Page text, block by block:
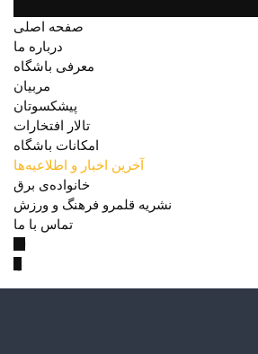
صفحه اصلی
درباره ما
معرفی باشگاه
مربیان
پیشکسوتان
تالار افتخارات
امکانات باشگاه
آخرین اخبار و اطلاعیه‌ها
خانواده‌ی برق
نشریه قلمرو فرهنگ و ورزش
تماس با ما